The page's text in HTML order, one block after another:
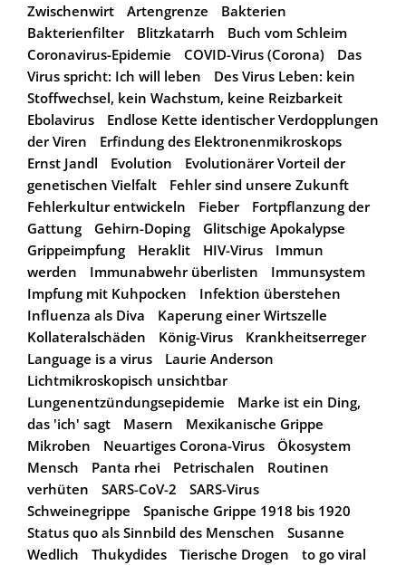
Zwischenwirt
Artengrenze
Bakterien
Bakterienfilter
Blitzkatarrh
Buch vom Schleim
Coronavirus-Epidemie
COVID-Virus (Corona)
Das
Virus spricht: Ich will leben
Des Virus Leben: kein
Stoffwechsel, kein Wachstum, keine Reizbarkeit
Ebolavirus
Endlose Kette identischer Verdopplungen
der Viren
Erfindung des Elektronenmikroskops
Ernst Jandl
Evolution
Evolutionärer Vorteil der
genetischen Vielfalt
Fehler sind unsere Zukunft
Fehlerkultur entwickeln
Fieber
Fortpflanzung der
Gattung
Gehirn-Doping
Glitschige Apokalypse
Grippeimpfung
Heraklit HIV-Virus
Immun
werden
Immunabwehr überlisten
Immunsystem
Impfung mit Kuhpocken
Infektion überstehen
Influenza als Diva
Kaperung einer Wirtszelle
Kollateralschäden
König-Virus
Krankheitserreger
Language is a virus
Laurie Anderson
Lichtmikroskopisch unsichtbar
Lungenentzündungsepidemie
Marke ist ein Ding,
das 'ich' sagt
Masern
Mexikanische Grippe
Mikroben
Neuartiges Corona-Virus
Ökosystem
Mensch
Panta rhei Petrischalen
Routinen
verhüten
SARS-CoV-2
SARS-Virus
Schweinegrippe
Spanische Grippe 1918 bis 1920
Status quo als Sinnbild des Menschen
Susanne
Wedlich
Thukydides Tierische Drogen
to go viral